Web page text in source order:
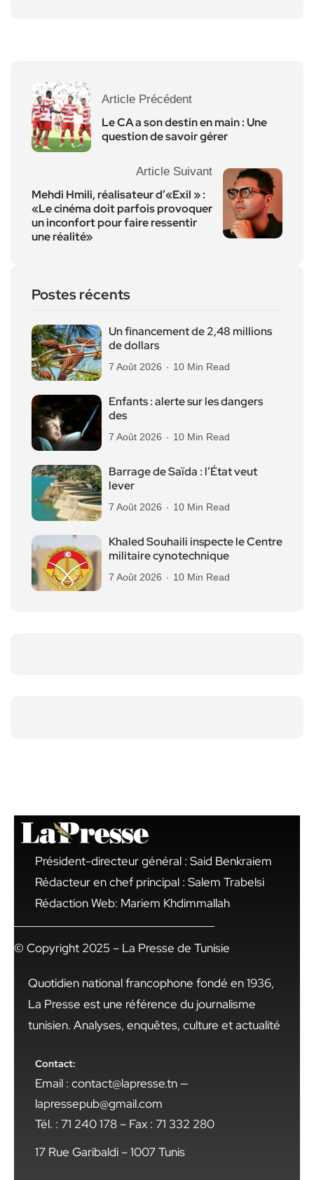
Article Précédent
Le CA a son destin en main : Une
question de savoir gérer
Article Suivant
Mehdi Hmili, réalisateur d’«Exil » :
«Le cinéma doit parfois provoquer
un inconfort pour faire ressentir
une réalité»
Postes récents
Un financement de 2,48 millions
de dollars
7 Août 2026 10 Min Read
Enfants : alerte sur les dangers
des
7 Août 2026 10 Min Read
Barrage de Saïda : l’État veut
lever
7 Août 2026 10 Min Read
Khaled Souhaili inspecte le Centre
militaire cynotechnique
7 Août 2026 10 Min Read
Président-directeur général : Said Benkraiem
Rédacteur en chef principal : Salem Trabelsi
Rédaction Web: Mariem Khdimmallah
© Copyright 2025 – La Presse de Tunisie
Quotidien national francophone fondé en 1936,
La Presse est une référence du journalisme
tunisien. Analyses, enquêtes, culture et actualité
Contact:
Email : contact@lapresse.tn —
lapressepub@gmail.com
Tél. : 71 240 178 – Fax : 71 332 280
17 Rue Garibaldi – 1007 Tunis